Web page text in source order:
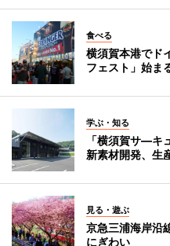
食べる
横須賀本港で
フェスト」始ま
学ぶ・知る
「横須賀サ―キ
新素材開発、生
見る・遊ぶ
京急三浦海岸沿
にぎわい